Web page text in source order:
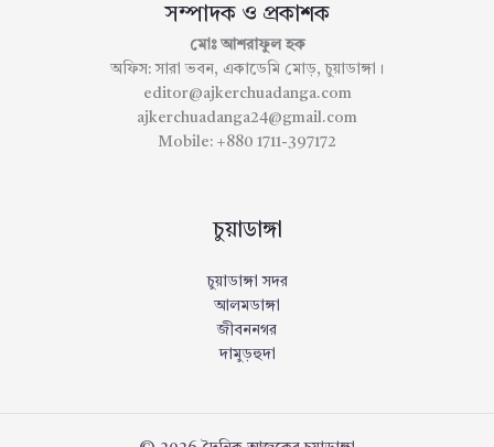
সম্পাদক ও প্রকাশক
মোঃ আশরাফুল হক
অফিস: সারা ভবন, একাডেমি মোড়, চুয়াডাঙ্গা।
editor@ajkerchuadanga.com
ajkerchuadanga24@gmail.com
Mobile: +880 1711-397172
চুয়াডাঙ্গা
চুয়াডাঙ্গা সদর
আলমডাঙ্গা
জীবননগর
দামুড়হুদা